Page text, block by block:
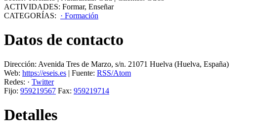
ACTIVIDADES: Formar, Enseñar
CATEGORÍAS: · Formación
Datos de contacto
Dirección: Avenida Tres de Marzo, s/n. 21071 Huelva (Huelva, España)
Web: https://eseis.es | Fuente: RSS/Atom
Redes: · Twitter
Fijo: 959219567 Fax: 959219714
Detalles